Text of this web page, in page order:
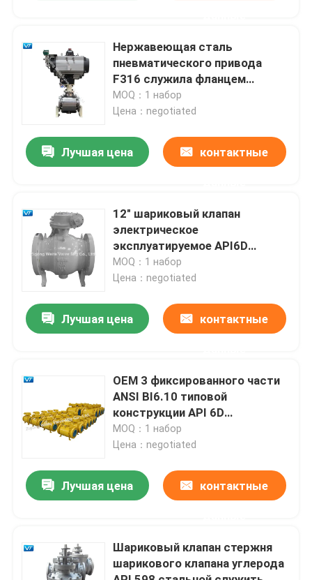
Продукты
О нас
Путешествие фабрики
Спросите цитату
Шариковый клапан трубопровода
Клапаны нефтепровода
Нержавеющая сталь
пневматического привода
F316 служила фланцем
шариковые клапаны 6" 150LB
MOQ：1 набор
Цена：negotiated
Лучшая цена контактные
12" шариковый клапан
электрическое
эксплуатируемое API6D
углерода 300LB стальной
служить фланцем
MOQ：1 набор
Цена：negotiated
Лучшая цена контактные
OEM 3 фиксированного части
ANSI BI6.10 типовой
конструкции API 6D
шарикового клапана
MOQ：1 набор
Цена：negotiated
Лучшая цена контактные
Шариковый клапан стержня
шарикового клапана углерода